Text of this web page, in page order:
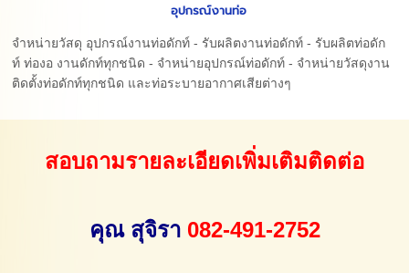
อุปกรณ์งานท่อ
จำหน่ายวัสดุ อุปกรณ์งานท่อดักท์ - รับผลิตงานท่อดักท์ - รับผลิตท่อดัก
ท์ ท่องอ งานดักท์ทุกชนิด - จำหน่ายอุปกรณ์ท่อดักท์ - จำหน่ายวัสดุงาน
ติดตั้งท่อดักท์ทุกชนิด และท่อระบายอากาศเสียต่างๆ
สอบถามรายละเอียดเพิ่มเติมติดต่อ
คุณ สุจิรา 082-491-2752